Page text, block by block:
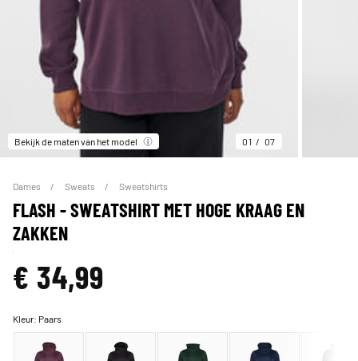
Bekijk de maten van het model 01 07
Dames Sweats Sweatshirts
FLASH - SWEATSHIRT MET HOGE KRAAG EN
ZAKKEN
€ 34,99
Kleur: Paars